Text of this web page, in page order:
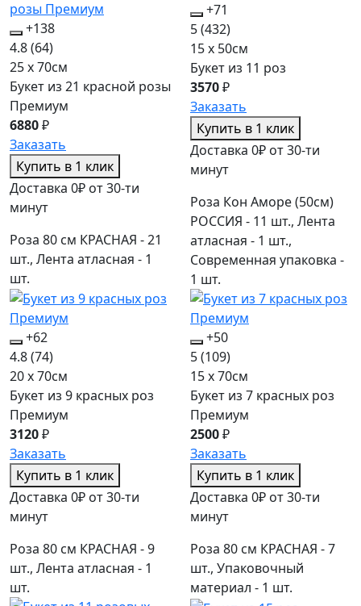
+138
4.8(64)
25 x 70см
Букет из 21 красной розы
Премиум
6880₽
Заказать
Купить в 1 клик
Доставка 0₽ от 30-ти
минут
Роза 80 см КРАСНАЯ - 21
шт., Лента атласная - 1
шт.
+71
5(432)
15 x 50см
Букет из 11 роз
3570₽
Заказать
Купить в 1 клик
Доставка 0₽ от 30-ти
минут
Роза Кон Аморе (50см)
РОССИЯ - 11 шт., Лента
атласная - 1 шт.,
Современная упаковка -
1 шт.
+62
4.8(74)
20 x 70см
Букет из 9 красных роз
Премиум
3120₽
Заказать
Купить в 1 клик
Доставка 0₽ от 30-ти
минут
Роза 80 см КРАСНАЯ - 9
шт., Лента атласная - 1
шт.
+50
5(109)
15 x 70см
Букет из 7 красных роз
Премиум
2500₽
Заказать
Купить в 1 клик
Доставка 0₽ от 30-ти
минут
Роза 80 см КРАСНАЯ - 7
шт., Упаковочный
материал - 1 шт.